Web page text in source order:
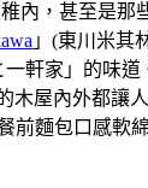
內，甚至是那
」(東川米其
軒家」的味
木屋內外都讓
前麵包口感軟